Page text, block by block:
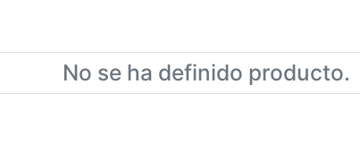
No se ha definido producto.